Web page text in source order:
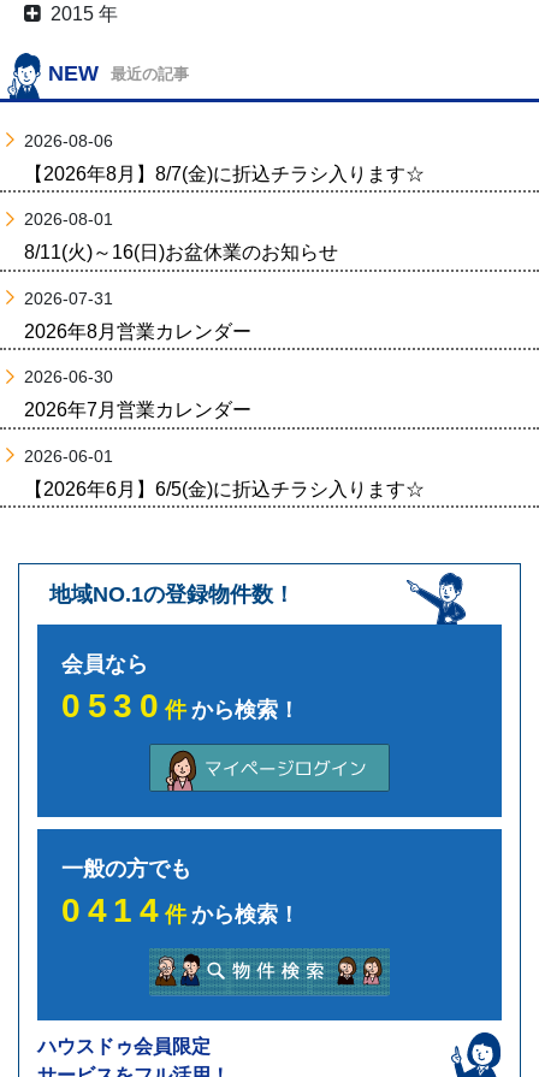
2015 年
NEW 最近の記事
2026-08-06
【2026年8月】8/7(金)に折込チラシ入ります☆
2026-08-01
8/11(火)～16(日)お盆休業のお知らせ
2026-07-31
2026年8月営業カレンダー
2026-06-30
2026年7月営業カレンダー
2026-06-01
【2026年6月】6/5(金)に折込チラシ入ります☆
地域NO.1の登録物件数！
会員なら
0530件から検索！
一般の方でも
0414件から検索！
ハウスドゥ会員限定